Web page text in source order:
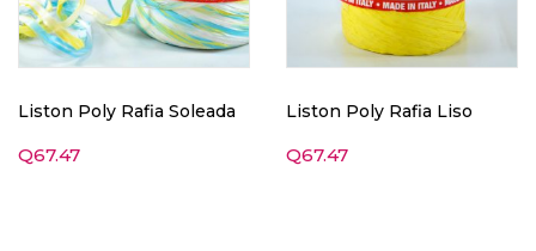
Liston Poly Rafia Soleada
Q67.47
Liston Poly Rafia Liso
Q67.47